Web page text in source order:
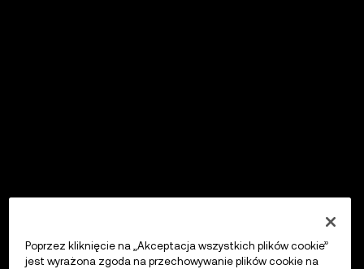
Poprzez kliknięcie na „Akceptacja wszystkich plików cookie”
jest wyrażona zgoda na przechowywanie plików cookie na